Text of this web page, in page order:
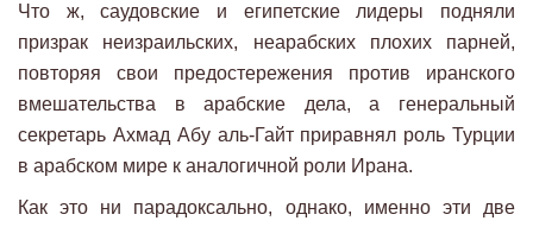
Что ж, саудовские и египетские лидеры подняли
призрак неизраильских, неарабских плохих парней,
повторяя свои предостережения против иранского
вмешательства в арабские дела, а генеральный
секретарь Ахмад Абу аль-Гайт приравнял роль Турции
в арабском мире к аналогичной роли Ирана.
Как это ни парадоксально, однако, именно эти две